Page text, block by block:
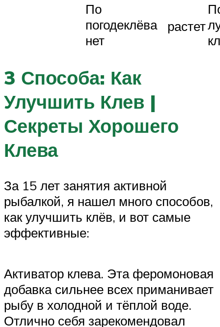
По
погодеклёва
нет
растет
3 Способа: Как
Улучшить Клев |
Секреты Хорошего
Клева
За 15 лет занятия активной
рыбалкой, я нашел много способов,
как улучшить клёв, и вот самые
эффективные:
Активатор клева. Эта феромоновая
добавка сильнее всех приманивает
рыбу в холодной и тёплой воде.
Отлично себя зарекомендовал